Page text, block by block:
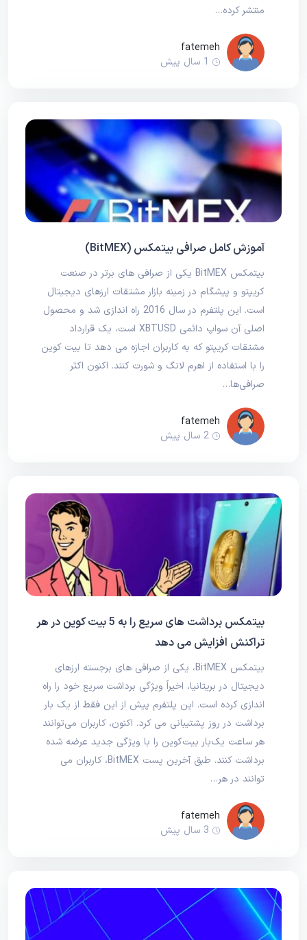
منتشر کرده…
fatemeh
1 سال پیش
آموزش کامل صرافی بیتمکس (BitMEX)
بیتمکس BitMEX یکی از صرافی های برتر در صنعت
کریپتو و پیشگام در زمینه بازار مشتقات ارزهای دیجیتال
است. این پلتفرم در سال 2016 راه اندازی شد و محصول
اصلی آن سواپ دائمی XBTUSD است، یک قرارداد
مشتقات کریپتو که به کاربران اجازه می دهد تا بیت کوین
را با استفاده از اهرم لانگ و شورت کنند. اکنون اکثر
صرافی‌ها…
fatemeh
2 سال پیش
بیتمکس برداشت های سریع را به 5 بیت کوین در هر
تراکنش افزایش می دهد
بیتمکس BitMEX، یکی از صرافی های برجسته ارزهای
دیجیتال در بریتانیا، اخیراً ویژگی برداشت سریع خود را راه
اندازی کرده است. این پلتفرم پیش از این فقط از یک بار
برداشت در روز پشتیبانی می کرد. اکنون، کاربران می‌توانند
هر ساعت یک‌بار بیت‌کوین را با ویژگی جدید عرضه شده
برداشت کنند. طبق آخرین پست BitMEX، کاربران می
توانند در هر…
fatemeh
3 سال پیش